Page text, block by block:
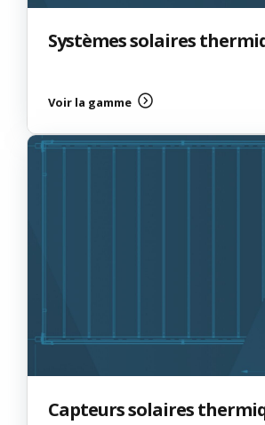
Systèmes solaires
Voir la gamme
Capteurs solaires